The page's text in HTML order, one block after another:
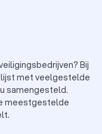
Bij
met veelgestelde
samengesteld.
meestgestelde